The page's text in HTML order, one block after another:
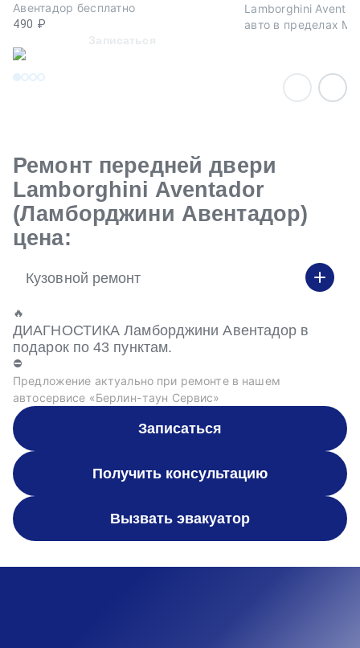
Авентадор бесплатно
490 ₽
Записаться
Lamborghini
авто в пределах
Ремонт передней двери
Lamborghini Aventador
(Ламборджини Авентадор)
цена:
Кузовной ремонт
🔥
ДИАГНОСТИКА Ламборджини Авентадор в
подарок по 43 пунктам.
⛔
Предложение актуально при ремонте в нашем
автосервисе «Берлин-таун Сервис»
Записаться
Получить консультацию
Вызвать эвакуатор